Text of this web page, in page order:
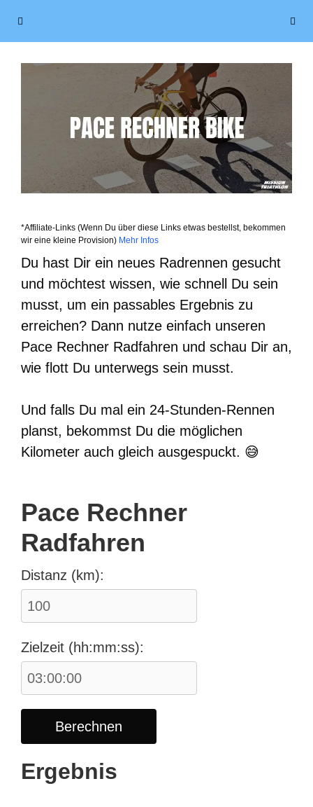
*Affiliate-Links (Wenn Du über diese Links etwas bestellst, bekommen
wir eine kleine Provision) Mehr Infos
Du hast Dir ein neues Radrennen gesucht
und möchtest wissen, wie schnell Du sein
musst, um ein passables Ergebnis zu
erreichen? Dann nutze einfach unseren
Pace Rechner Radfahren und schau Dir an,
wie flott Du unterwegs sein musst.
Und falls Du mal ein 24-Stunden-Rennen
planst, bekommst Du die möglichen
Kilometer auch gleich ausgespuckt. 😅
Pace Rechner
Radfahren
Distanz (km):
Zielzeit (hh:mm:ss):
Berechnen
Ergebnis